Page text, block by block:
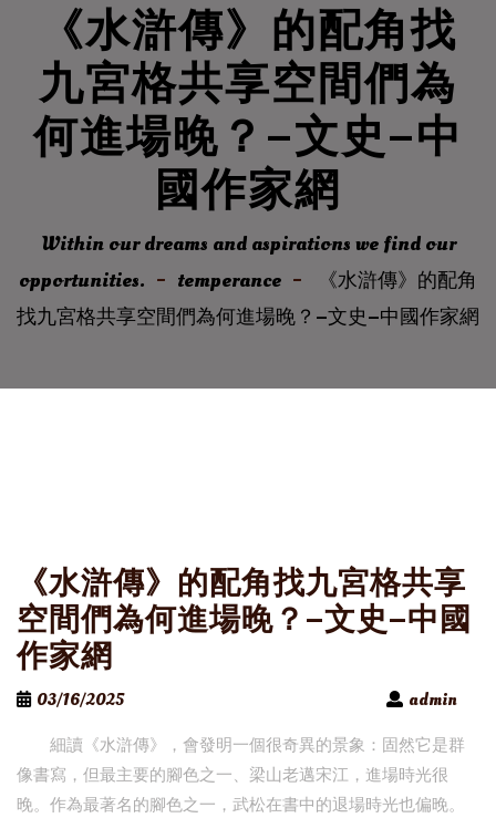
《水滸傳》的配角找
九宮格共享空間們為
何進場晚？–文史–中
國作家網
Within our dreams and aspirations we find our
opportunities.
temperance
《水滸傳》的配角
找九宮格共享空間們為何進場晚？–文史–中國作家網
《水滸傳》的配角找九宮格共享
空間們為何進場晚？–文史–中國
作家網
03/16/2025
admin
細讀《水滸傳》，會發明一個很奇異的景象：固然它是群
像書寫，但最主要的腳色之一、梁山老邁宋江，進場時光很
晚。作為最著名的腳色之一，武松在書中的退場時光也偏晚。